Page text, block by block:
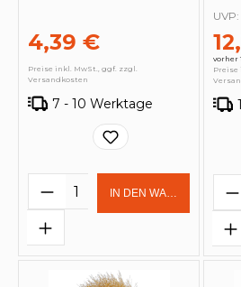
4,39 €
Preise inkl. MwSt., ggf. zzgl.
Versandkosten
7 - 10 Werktage
Produkt Anzahl:
IN DEN WARENKORB
vorher
UVP:
Preise